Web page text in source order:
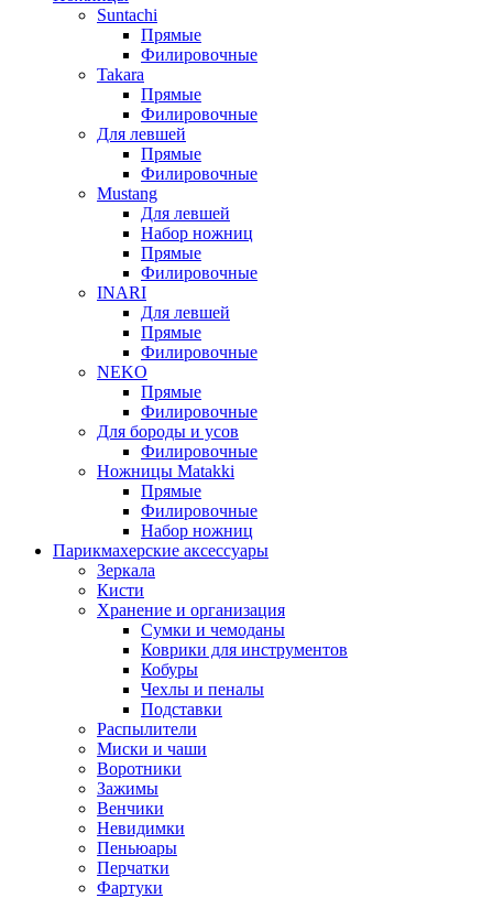
Suntachi
Прямые
Филировочные
Takara
Прямые
Филировочные
Для левшей
Прямые
Филировочные
Mustang
Для левшей
Набор ножниц
Прямые
Филировочные
INARI
Для левшей
Прямые
Филировочные
NEKO
Прямые
Филировочные
Для бороды и усов
Филировочные
Ножницы Matakki
Прямые
Филировочные
Набор ножниц
Парикмахерские аксессуары
Зеркала
Кисти
Хранение и организация
Сумки и чемоданы
Коврики для инструментов
Кобуры
Чехлы и пеналы
Подставки
Распылители
Миски и чаши
Воротники
Зажимы
Венчики
Невидимки
Пеньюары
Перчатки
Фартуки